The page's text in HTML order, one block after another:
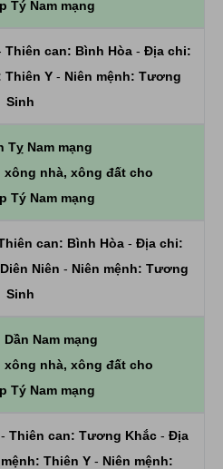
Tý Nam mạng
Thiên can: Bình Hòa - Địa chi:
Thiên Y - Niên mệnh: Tương
Sinh
Tỵ Nam mạng
nhà, xông đất cho
Tý Nam mạng
can: Bình Hòa- Địa chi:
Diên Niên - Niên mệnh: Tương
Sinh
Dần Nam mạng
nhà, xông đất cho
Tý Nam mạng
- Thiên can: Tương Khắc- Địa
Thiên Y- Niên mệnh: